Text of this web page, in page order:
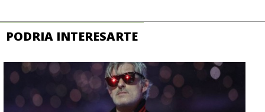
PODRIA INTERESARTE